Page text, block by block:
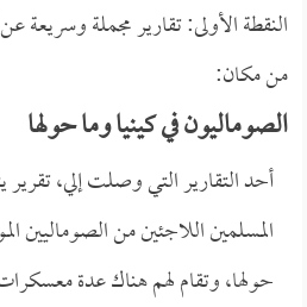
النقطة الأولى: تقارير مجملة وسريعة
من مكان:
الصوماليون في كينيا وما حولها
أحد التقارير التي وصلت إلي،
المسلمين اللاجئين من الصوماليين
حولها، وتقام لهم هناك عدة